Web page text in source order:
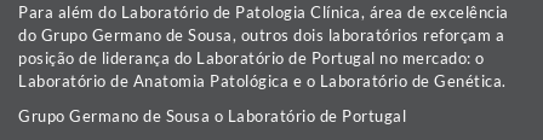
Para além do Laboratório de Patologia Clínica, área de excelência
do Grupo Germano de Sousa, outros dois laboratórios reforçam a
posição de liderança do Laboratório de Portugal no mercado: o
Laboratório de Anatomia Patológica e o Laboratório de Genética.
Grupo Germano de Sousa o Laboratório de Portugal